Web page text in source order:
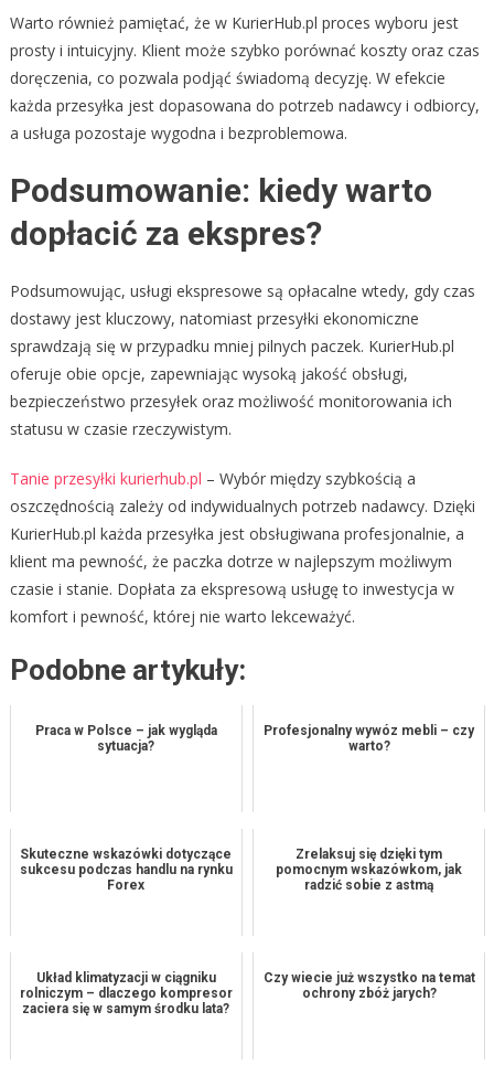
Warto również pamiętać, że w KurierHub.pl proces wyboru jest
prosty i intuicyjny. Klient może szybko porównać koszty oraz czas
doręczenia, co pozwala podjąć świadomą decyzję. W efekcie
każda przesyłka jest dopasowana do potrzeb nadawcy i odbiorcy,
a usługa pozostaje wygodna i bezproblemowa.
Podsumowanie: kiedy warto
dopłacić za ekspres?
Podsumowując, usługi ekspresowe są opłacalne wtedy, gdy czas
dostawy jest kluczowy, natomiast przesyłki ekonomiczne
sprawdzają się w przypadku mniej pilnych paczek. KurierHub.pl
oferuje obie opcje, zapewniając wysoką jakość obsługi,
bezpieczeństwo przesyłek oraz możliwość monitorowania ich
statusu w czasie rzeczywistym.
Tanie przesyłki kurierhub.pl – Wybór między szybkością a
oszczędnością zależy od indywidualnych potrzeb nadawcy. Dzięki
KurierHub.pl każda przesyłka jest obsługiwana profesjonalnie, a
klient ma pewność, że paczka dotrze w najlepszym możliwym
czasie i stanie. Dopłata za ekspresową usługę to inwestycja w
komfort i pewność, której nie warto lekceważyć.
Podobne artykuły:
Praca w Polsce – jak wygląda
sytuacja?
Profesjonalny wywóz mebli – czy
warto?
Skuteczne wskazówki dotyczące
sukcesu podczas handlu na rynku
Forex
Zrelaksuj się dzięki tym
pomocnym wskazówkom, jak
radzić sobie z astmą
Układ klimatyzacji w ciągniku
rolniczym – dlaczego kompresor
zaciera się w samym środku lata?
Czy wiecie już wszystko na temat
ochrony zbóż jarych?